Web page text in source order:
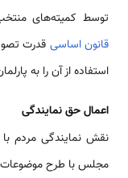
توسط کمیته‌های
قانون اساسی قدرت
استفاده از آن را به
اعمال حق نمایندگی
نقش نمایندگی مردم با
مجلس با طرح موضوعات